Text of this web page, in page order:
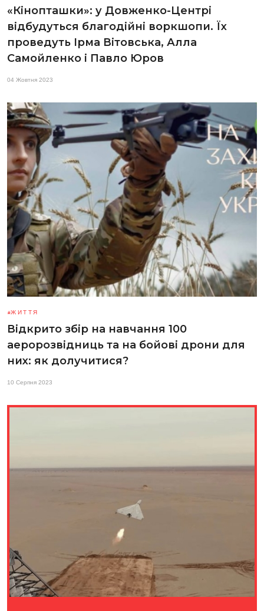
«Кінопташки»: у Довженко-Центрі
відбудуться благодійні воркшопи. Їх
проведуть Ірма Вітовська, Алла
Самойленко і Павло Юров
04 Жовтня 2023
ЖИТТЯ
Відкрито збір на навчання 100
аеророзвідниць та на бойові дрони для
них: як долучитися?
10 Серпня 2023